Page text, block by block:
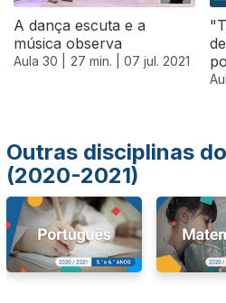
A dança escuta e a
música observa
Aula 30 | 27 min. | 07 jul. 2021
Outras disciplinas
(2020-2021)